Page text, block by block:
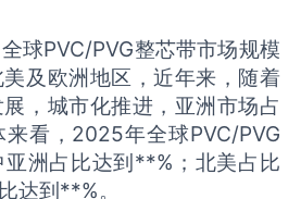
球PVC/PVG整芯带市场规模
及欧洲地区，近年来，随着
，城市化推进，亚洲市场占
看，2025年全球PVC/PVG
洲占比达到**%；北美占比
达到**%。